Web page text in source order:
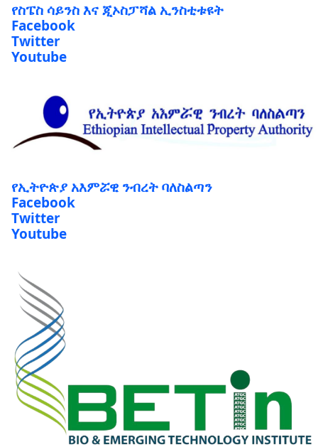
የስፔስ ሳይንስ እና ጂኦስፓሻል ኢንስቲቱዩት
Facebook
Twitter
Youtube
የኢትዮጵያ አእምሯዊ ንብረት ባለስልጣን
Facebook
Twitter
Youtube